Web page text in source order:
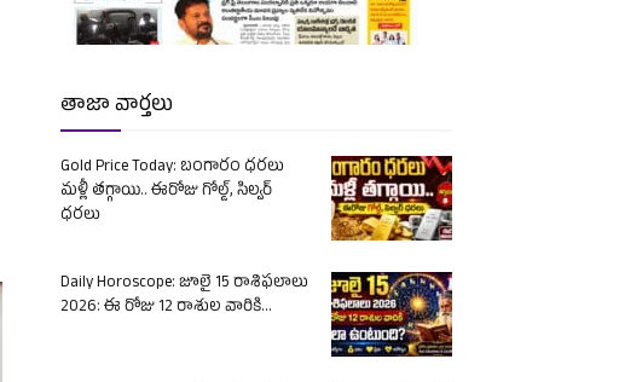
తాజా వార్తలు
Gold Price Today: బంగారం ధరలు
మళ్లీ తగ్గాయి.. ఈరోజు గోల్డ్, సిల్వర్
ధరలు
Daily Horoscope: జూలై 15 రాశిఫలాలు
2026: ఈ రోజు 12 రాశుల వారికి...